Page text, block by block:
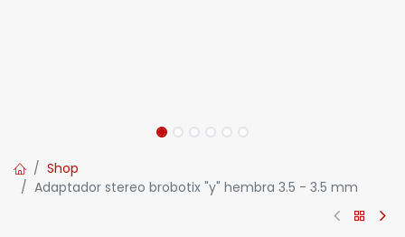
Shop
Adaptador stereo brobotix "y" hembra 3.5 - 3.5 mm